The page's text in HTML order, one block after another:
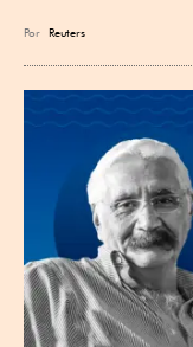
Por Reuters